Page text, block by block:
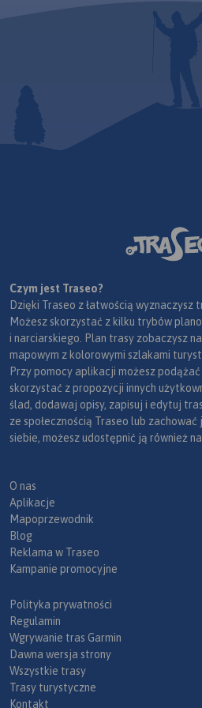
Czym jest Traseo?
Dzięki Traseo z łatwością wyznaczysz
Możesz skorzystać z kilku trybów
i narciarskiego. Plan trasy zobaczysz
mapowym z kolorowymi szlakami
Przy pomocy aplikacji możesz
skorzystać z propozycji innych
ślad, dodawaj opisy, zapisuj i edytuj
ze społecznością Traseo lub
siebie, możesz udostępnić ją również
O nas
Aplikacje
Mapoprzewodnik
Blog
Reklama w Traseo
Kampanie promocyjne
Polityka prywatności
Regulamin
Wgrywanie tras Garmin
Dawna wersja strony
Wszystkie trasy
Trasy turystyczne
Kontakt